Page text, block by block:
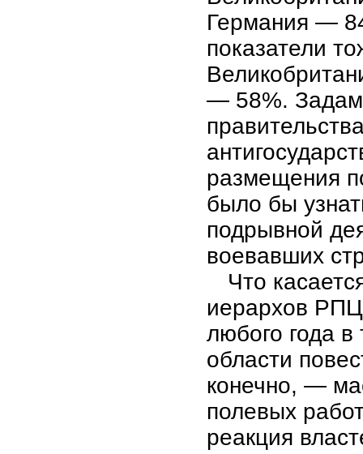
Германия —
показатели
— 58%. Задам
размещения
было бы
подрывной
воевавших
Что
иерархов
любого года
области
конечно, —
полевых
реакция